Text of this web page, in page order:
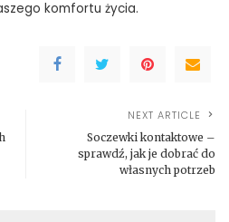
komfortu życia.
NEXT ARTICLE
Soczewki kontaktowe –
sprawdź, jak je dobrać do
własnych potrzeb